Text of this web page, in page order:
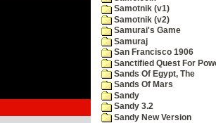
Samotnik (v1)
Samotnik (v2)
Samurai's Game
Samuraj
San Francisco 1906
Sanctified Quest For
Sands Of Egypt, The
Sands Of Mars
Sandy
Sandy 3.2
Sandy New Version